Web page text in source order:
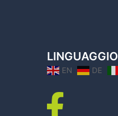
LINGUAGGIO
EN DE